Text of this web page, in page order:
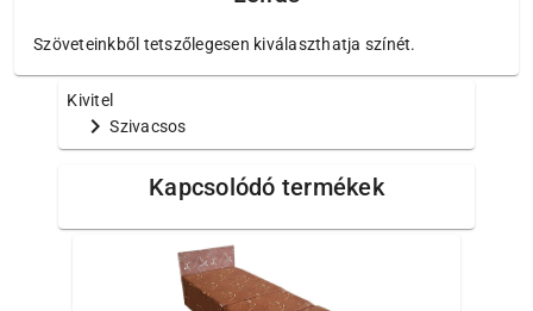
Szöveteinkből tetszőlegesen kiválaszthatja színét.
Kivitel
chevron_rightSzivacsos
Kapcsolódó termékek